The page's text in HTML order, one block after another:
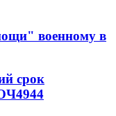
военному в
срок
4944